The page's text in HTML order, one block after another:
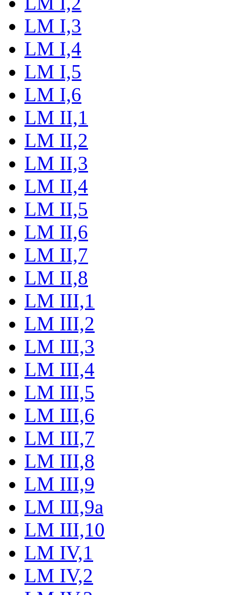
LM I,3
LM I,4
LM I,5
LM I,6
LM II,1
LM II,2
LM II,3
LM II,4
LM II,5
LM II,6
LM II,7
LM II,8
LM III,1
LM III,2
LM III,3
LM III,4
LM III,5
LM III,6
LM III,7
LM III,8
LM III,9
LM III,9a
LM III,10
LM IV,1
LM IV,2